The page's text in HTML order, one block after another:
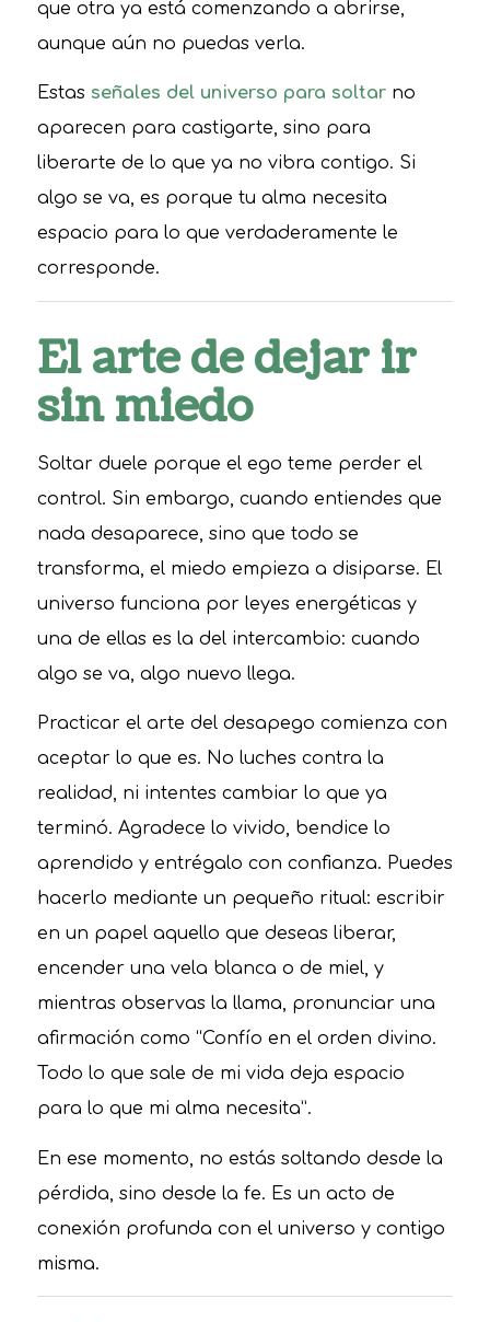
que otra ya está comenzando a abrirse,
aunque aún no puedas verla.
Estas señales del universo para soltarno
aparecen para castigarte, sino para
liberarte de lo que ya no vibra contigo. Si
algo se va, es porque tu alma necesita
espacio para lo que verdaderamente le
corresponde.
El arte de dejar ir
sin miedo
Soltar duele porque el ego teme perder el
control. Sin embargo, cuando entiendes que
nada desaparece, sino que todo se
transforma, el miedo empieza a disiparse. El
universo funciona por leyes energéticas y
una de ellas es la del intercambio: cuando
algo se va, algo nuevo llega.
Practicar el arte del desapego comienza con
aceptar lo que es. No luches contra la
realidad, ni intentes cambiar lo que ya
terminó. Agradece lo vivido, bendice lo
aprendido y entrégalo con confianza. Puedes
hacerlo mediante un pequeño ritual: escribir
en un papel aquello que deseas liberar,
encender una vela blanca o de miel, y
mientras observas la llama, pronunciar una
afirmación como “Confío en el orden divino.
Todo lo que sale de mi vida deja espacio
para lo que mi alma necesita”.
En ese momento, no estás soltando desde la
pérdida, sino desde la fe. Es un acto de
conexión profunda con el universo y contigo
misma.